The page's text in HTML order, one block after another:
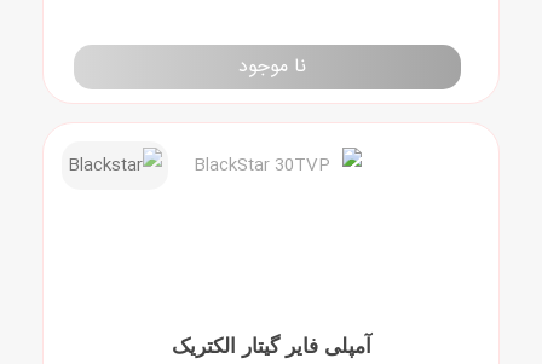
نا موجود
آمپلی فایر گیتار الکتریک